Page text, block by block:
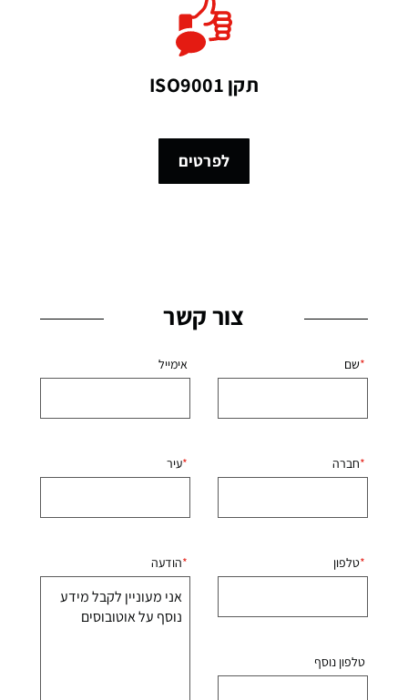
תקן ISO9001
לפרטים
צור קשר
שם
חברה
טלפון
טלפון נוסף
אימייל
עיר
הודעה